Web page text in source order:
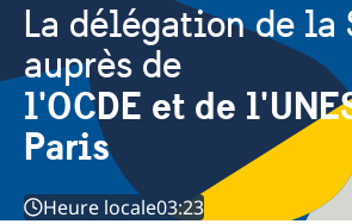
La délégation de la
auprès de
l'OCDE et de
Paris
Heure locale03:23